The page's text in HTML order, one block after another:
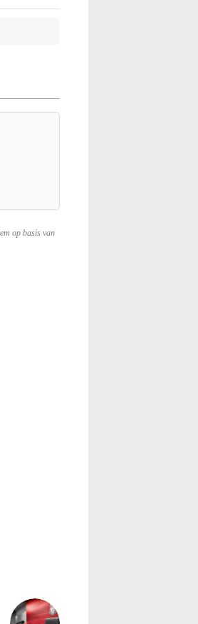
op basis van